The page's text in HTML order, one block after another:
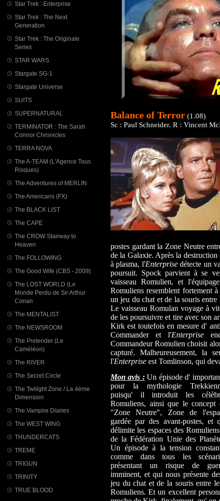
Star Trek : Enterprise
Star Trek : The Next
Generation
Star Trek : The Originale
Series
STAR WARS
Stargate SG-1
Stargate Universe
SUITS
SUPERNATURAL
TERMINATOR : The Sarah
Connor Chronicles
TERRA NOVA
The A-TEAM (L'Agence Tous
Risques)
The Adventures of MERLIN
The Americans (FX)
The BLACK LIST
The CAPE
The CROW Stairway to
Heaven
The FOLLOWING
The Good Wife (CBS - 2009)
The LOST WORLD (Le
Monde Perdu de Sir Arthur
Conan
The MENTALIST
The NEWSROOM
The Pretender (Le
Caméléon)
The RIVER
The Secret Circle
The Twilight Zone / La 4ème
Dimension
The Vampire Diaries
The WEST WING
THUNDERCATS
TREME
TRIGUN
TRINITY
TRUE BLOOD
Balance of Terror (1.08)
Sc : Paul Schneider. R : Vincent
postes gardant la Zone Neutre
de la Galaxie. Après la
à plasma, l'Enterprisedétecte un
poursuit. Spock parvient à se
vaisseau Romulien, et
Romuliens resemblent fortement
un jeu du chat et de la souris
Le vaisseau Romulan voyage à
de les poursuivre et tire avec son
Kirk est toutefois en mesure d'
Commander et l'Enterprise
Commandeur Romulien choisit
capturé. Malheureusement, la
l'Enterprise est Tomlinson, qui
Mon avis :Un épisode d'
pour la mythologie
puisqu' il introduit les
Romuliens, ainsi que le concept
"Zone Neutre", Zone de
gardée par des avant-postes, et
délimite les espaces des
de la Fédération Unie des
Un épisode à la tension
comme dans tous les
présentant un risque de
imminent, et qui nous présente
jeu du chat et de la souris entre
Romuliens. Et un excellent